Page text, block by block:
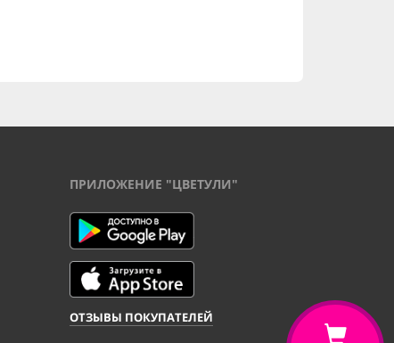
ПРИЛОЖЕНИЕ "ЦВЕТУЛИ"
ОТЗЫВЫ ПОКУПАТЕЛЕЙ